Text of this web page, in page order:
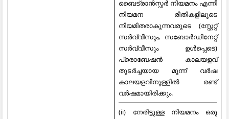
ബൈട്രാൻസ്ഫർ നിയമനം എന്നീ
നിയമന രീതികളിലൂടെ
നിയമിതരാകുന്നവരുടെ (സ്റ്റേറ്റ്
സർവ്വീസും, സബോർഡിനേറ്റ്
സർവ്വീസും ഉൾപ്പെടെ)
പ്രൊബേഷൻ കാലയളവ്
തുടർച്ചയായ മൂന്ന് വർഷ
കാലയളവിനുള്ളിൽ രണ്ട്
വർഷമായിരിക്കും.
(ii) നേരിട്ടുള്ള നിയമനം ഒരു